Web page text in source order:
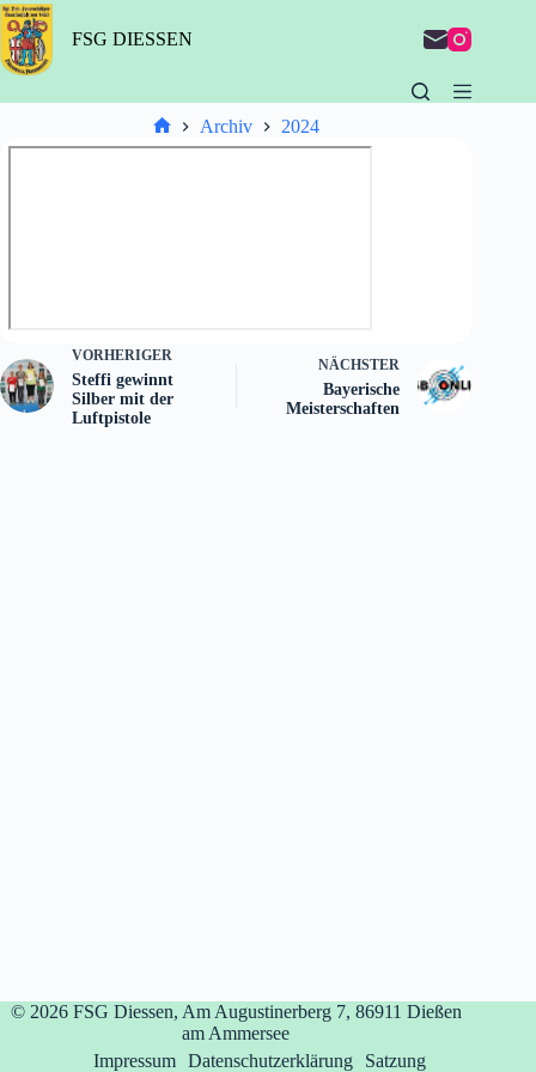
Zum
Inhalt
springen
FSG DIESSEN
Start
Archiv 2024
VORHERIGER
Steffi gewinnt
Silber mit der
Luftpistole
NÄCHSTER
Bayerische
Meisterschaften
© 2026 FSG Diessen, Am Augustinerberg 7, 86911 Dießen
am Ammersee
Impressum Datenschutzerklärung Satzung